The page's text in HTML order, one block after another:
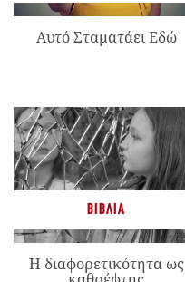
Αυτό Σταματάει Εδώ
ΒΙΒΛΊΑ
Η διαφορετικότητα ως